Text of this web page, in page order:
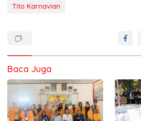
Tito Karnavian
Baca Juga